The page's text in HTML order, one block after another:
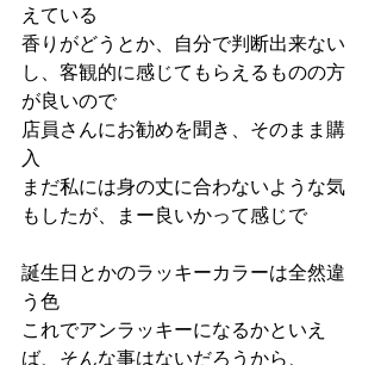
えている
香りがどうとか、自分で判断出来ない
し、客観的に感じてもらえるものの方
が良いので
店員さんにお勧めを聞き、そのまま購
入
まだ私には身の丈に合わないような気
もしたが、まー良いかって感じで
誕生日とかのラッキーカラーは全然違
う色
これでアンラッキーになるかといえ
ば、そんな事はないだろうから、